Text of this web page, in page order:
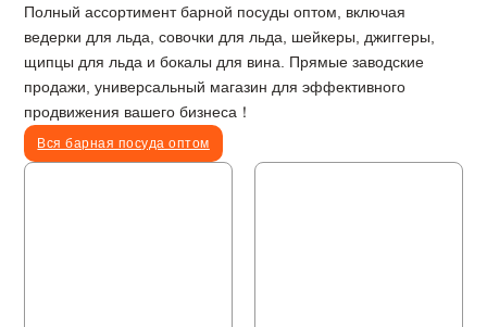
Полный ассортимент барной посуды оптом, включая
ведерки для льда, совочки для льда, шейкеры, джиггеры,
щипцы для льда и бокалы для вина. Прямые заводские
продажи, универсальный магазин для эффективного
продвижения вашего бизнеса！
Вся барная посуда оптом